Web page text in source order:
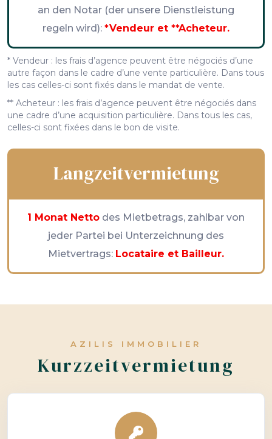
an den Notar (der unsere Dienstleistung
regeln wird): *Vendeur et **Acheteur.
* Vendeur : les frais d’agence peuvent être négociés d’une
autre façon dans le cadre d’une vente particulière. Dans tous
les cas celles-ci sont fixés dans le mandat de vente.
** Acheteur : les frais d’agence peuvent être négociés dans
une cadre d’une acquisition particulière. Dans tous les cas,
celles-ci sont fixées dans le bon de visite.
Langzeitvermietung
1 Monat Netto des Mietbetrags, zahlbar von
jeder Partei bei Unterzeichnung des
Mietvertrags: Locataire et Bailleur.
AZILIS IMMOBILIER
Kurzzeitvermietung